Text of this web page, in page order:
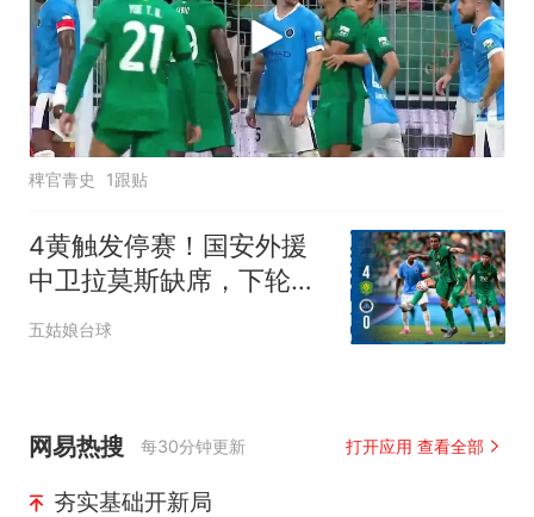
稗官青史 1跟贴
4黄触发停赛！国安外援
中卫拉莫斯缺席，下轮京
津德比后防少一员
五姑娘台球
网易热搜 每30分钟更新 打开应用 查看全部
夯实基础开新局